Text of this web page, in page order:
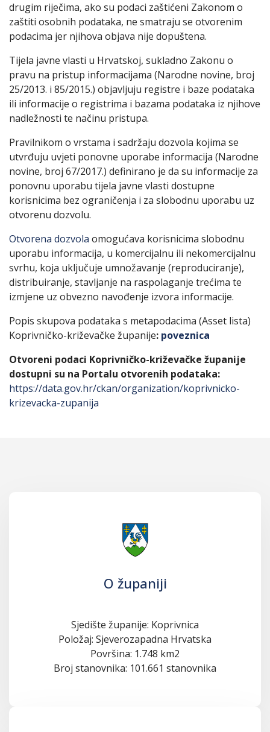
drugim riječima, ako su podaci zaštićeni Zakonom o
zaštiti osobnih podataka, ne smatraju se otvorenim
podacima jer njihova objava nije dopuštena.
Tijela javne vlasti u Hrvatskoj, sukladno Zakonu o
pravu na pristup informacijama (Narodne novine, broj
25/2013. i 85/2015.) objavljuju registre i baze podataka
ili informacije o registrima i bazama podataka iz njihove
nadležnosti te načinu pristupa.
Pravilnikom o vrstama i sadržaju dozvola kojima se
utvrđuju uvjeti ponovne uporabe informacija (Narodne
novine, broj 67/2017.) definirano je da su informacije za
ponovnu uporabu tijela javne vlasti dostupne
korisnicima bez ograničenja i za slobodnu uporabu uz
otvorenu dozvolu.
Otvorena dozvola omogućava korisnicima slobodnu
uporabu informacija, u komercijalnu ili nekomercijalnu
svrhu, koja uključuje umnožavanje (reproduciranje),
distribuiranje, stavljanje na raspolaganje trećima te
izmjene uz obvezno navođenje izvora informacije.
Popis skupova podataka s metapodacima (Asset lista)
Koprivničko-križevačke županije: poveznica
Otvoreni podaci Koprivničko-križevačke županije
dostupni su na Portalu otvorenih podataka:
https://data.gov.hr/ckan/organization/koprivnicko-
krizevacka-zupanija
O županiji
Sjedište županije: Koprivnica
Položaj: Sjeverozapadna Hrvatska
Površina: 1.748 km2
Broj stanovnika: 101.661 stanovnika